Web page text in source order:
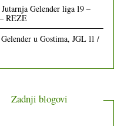
Jutarnja Gelender liga 19 –
REZE
Gelender u Gostima, JGL 11 /
Zadnji blogovi